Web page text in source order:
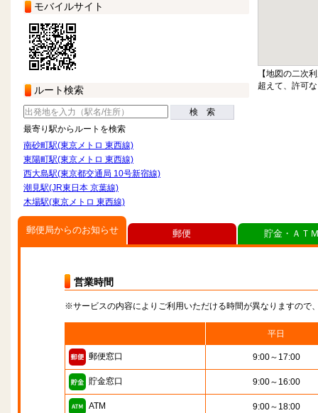
モバイルサイト
ルート検索
検 索
最寄り駅からルートを検索
南砂町駅(東京メトロ 東西線)
東陽町駅(東京メトロ 東西線)
西大島駅(東京都交通局 10号新宿線)
潮見駅(JR東日本 京葉線)
木場駅(東京メトロ 東西線)
【地図の二次
超えて、許可
郵便局からのお知らせ
営業時間
※サービスの内容によりご利用いただける時間が異なりますので
平日
郵便窓口 9:00～17:00
貯金窓口 9:00～16:00
ATM 9:00～18:00
郵便 貯金・ＡＴ